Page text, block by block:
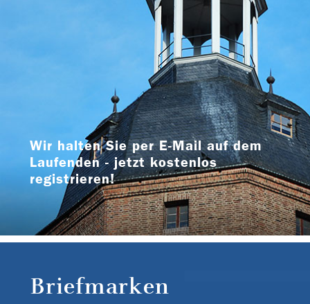
Wir halten Sie per E-Mail auf dem
Laufenden - jetzt kostenlos
registrieren!
Briefmarken